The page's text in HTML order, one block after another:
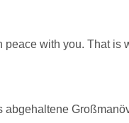
with you. That is
abgehaltene